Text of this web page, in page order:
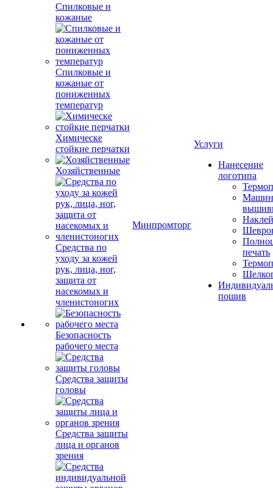
Спилковые и
кожаные
Спилковые и
кожаные от
пониженных
температур
Химическе
стойкие перчатки
Хозяйственные
Средства по
уходу за кожей
рук, лица, ног,
защита от
насекомых и
членистоногих
Безопасность
рабочего места
Средства защиты
головы
Средства защиты
лица и органов
зрения
Минпромторг
Услуги
Нанесение
логотипа
печать
пошив